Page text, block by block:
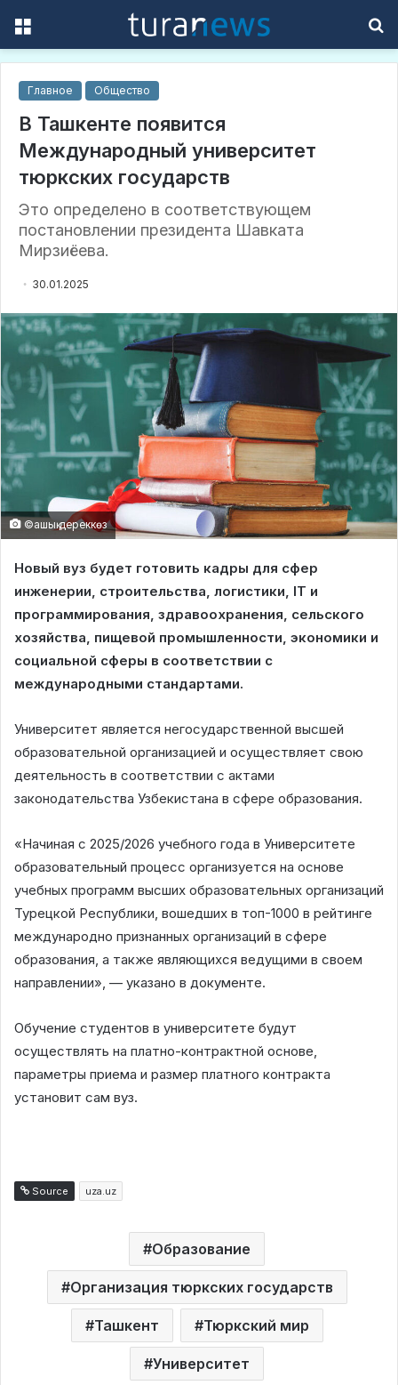
Главное Общество
В Ташкенте появится
Международный университет
тюркских государств
Это определено в соответствующем
постановлении президента Шавката
Мирзиёева.
30.01.2025
©ашық дереккөз
Новый вуз будет готовить кадры для сфер
инженерии, строительства, логистики, IT и
программирования, здравоохранения, сельского
хозяйства, пищевой промышленности, экономики и
социальной сферы в соответствии с
международными стандартами.
Университет является негосударственной высшей
образовательной организацией и осуществляет свою
деятельность в соответствии с актами
законодательства Узбекистана в сфере образования.
«Начиная с 2025/2026 учебного года в Университете
образовательный процесс организуется на основе
учебных программ высших образовательных организаций
Турецкой Республики, вошедших в топ-1000 в рейтинге
международно признанных организаций в сфере
образования, а также являющихся ведущими в своем
направлении», — указано в документе.
Обучение студентов в университете будут
осуществлять на платно-контрактной основе,
параметры приема и размер платного контракта
установит сам вуз.
Source uza.uz
Образование
Организация тюркских государств
Ташкент Тюркский мир
Университет